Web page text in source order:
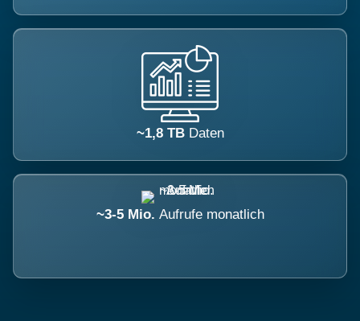
~1,8 TB Daten
~3-5 Mio. Aufrufe monatlich